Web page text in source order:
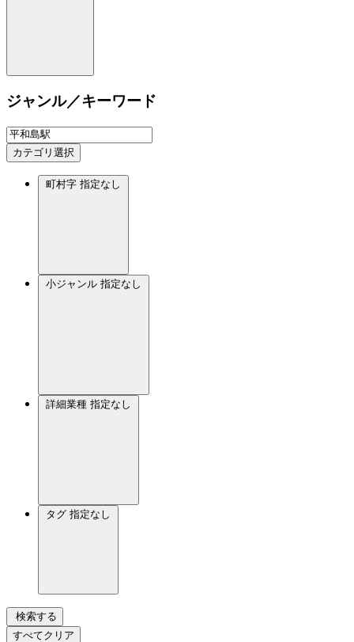
ジャンル／キーワード
カテゴリ選択
町村字 指定なし
小ジャンル 指定なし
詳細業種 指定なし
タグ 指定なし
検索する
すべてクリア